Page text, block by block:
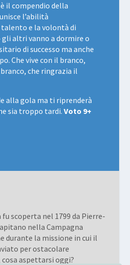
è il compendio della
l’abilità
e la volontà di
gli altri vanno a dormire o
di successo ma anche
Che vive con il branco,
che ringrazia il
alla gola ma ti riprenderà
sia troppo tardi. Voto 9+
scoperta nel 1799 da Pierre-
nella Campagna
durante la missione in cui il
per ostacolare
cosa aspettarsi oggi?